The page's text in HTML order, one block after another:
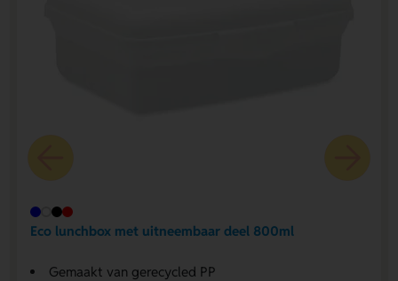
Eco lunchbox met uitneembaar deel 800ml
Gemaakt van gerecycled PP